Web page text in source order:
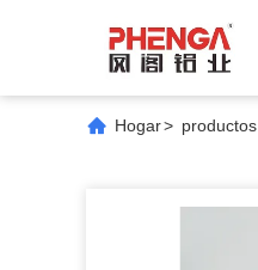
Hogar> productos